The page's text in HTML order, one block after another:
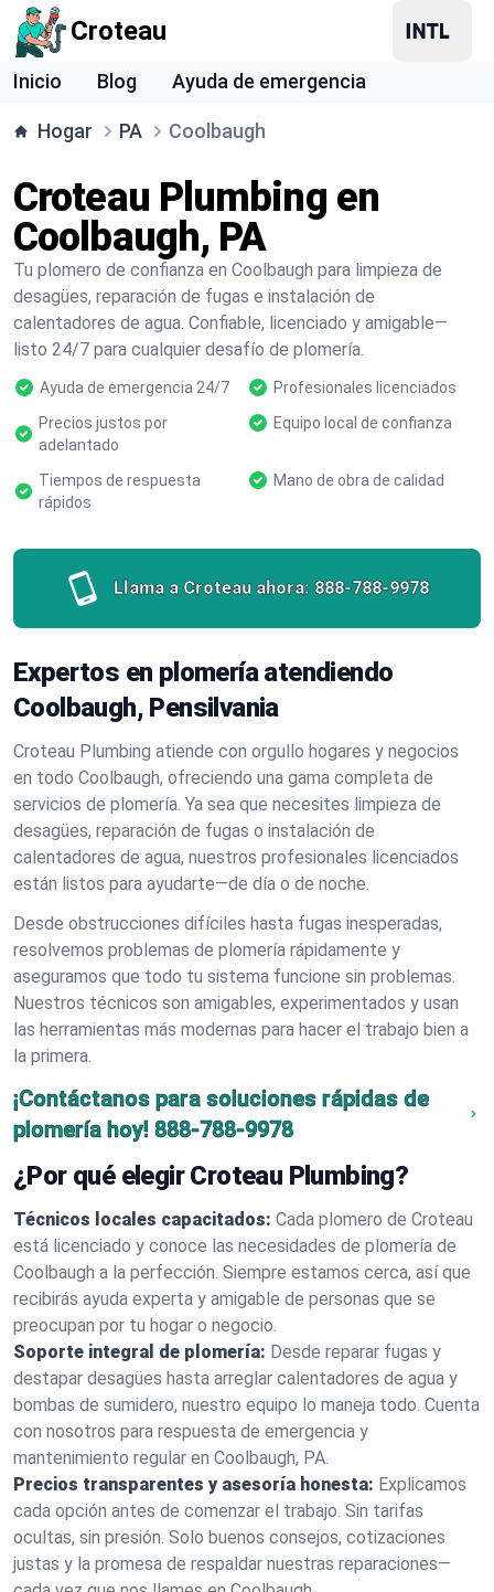
Croteau
Inicio Blog Ayuda de emergencia
Hogar PA Coolbaugh
Croteau Plumbing en
Coolbaugh, PA
Tu plomero de confianza en Coolbaugh para limpieza de
desagües, reparación de fugas e instalación de
calentadores de agua. Confiable, licenciado y amigable—
listo 24/7 para cualquier desafío de plomería.
Ayuda de emergencia 24/7
Profesionales licenciados
Precios justos por
adelantado
Equipo local de confianza
Tiempos de respuesta
rápidos
Mano de obra de calidad
Llama a Croteau ahora: 888-788-9978
Expertos en plomería atendiendo
Coolbaugh, Pensilvania
Croteau Plumbing atiende con orgullo hogares y negocios
en todo Coolbaugh, ofreciendo una gama completa de
servicios de plomería. Ya sea que necesites limpieza de
desagües, reparación de fugas o instalación de
calentadores de agua, nuestros profesionales licenciados
están listos para ayudarte—de día o de noche.
Desde obstrucciones difíciles hasta fugas inesperadas,
resolvemos problemas de plomería rápidamente y
aseguramos que todo tu sistema funcione sin problemas.
Nuestros técnicos son amigables, experimentados y usan
las herramientas más modernas para hacer el trabajo bien a
la primera.
¡Contáctanos para soluciones rápidas de
plomería hoy! 888-788-9978
¿Por qué elegir Croteau Plumbing?
Técnicos locales capacitados: Cada plomero de Croteau
está licenciado y conoce las necesidades de plomería de
Coolbaugh a la perfección. Siempre estamos cerca, así que
recibirás ayuda experta y amigable de personas que se
preocupan por tu hogar o negocio.
Soporte integral de plomería: Desde reparar fugas y
destapar desagües hasta arreglar calentadores de agua y
bombas de sumidero, nuestro equipo lo maneja todo. Cuenta
con nosotros para respuesta de emergencia y
mantenimiento regular en Coolbaugh, PA.
Precios transparentes y asesoría honesta: Explicamos
cada opción antes de comenzar el trabajo. Sin tarifas
ocultas, sin presión. Solo buenos consejos, cotizaciones
justas y la promesa de respaldar nuestras reparaciones—